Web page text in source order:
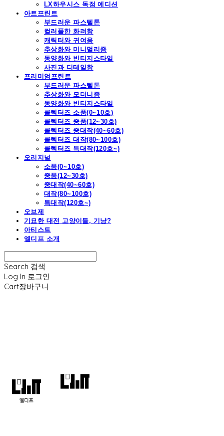
LX하우시스 독점 에디션
아트프린트
부드러운 파스텔톤
컬러풀한 화려함
캐릭터와 귀여움
추상화와 미니멀리즘
동양화와 빈티지스타일
사진과 디테일함
프리미엄프린트
부드러운 파스텔톤
추상화와 모더니즘
동양화와 빈티지스타일
콜렉터즈 소품(0~10호)
콜렉터즈 중품(12~30호)
콜렉터즈 중대작(40~60호)
콜렉터즈 대작(80~100호)
콜렉터즈 특대작(120호~)
오리지널
소품(0~10호)
중품(12~30호)
중대작(40~60호)
대작(80~100호)
특대작(120호~)
오브제
기묘한 대전 고양이들, 기냥?
아티스트
엘디프 소개
Search 검색
Log In 로그인
Cart장바구니